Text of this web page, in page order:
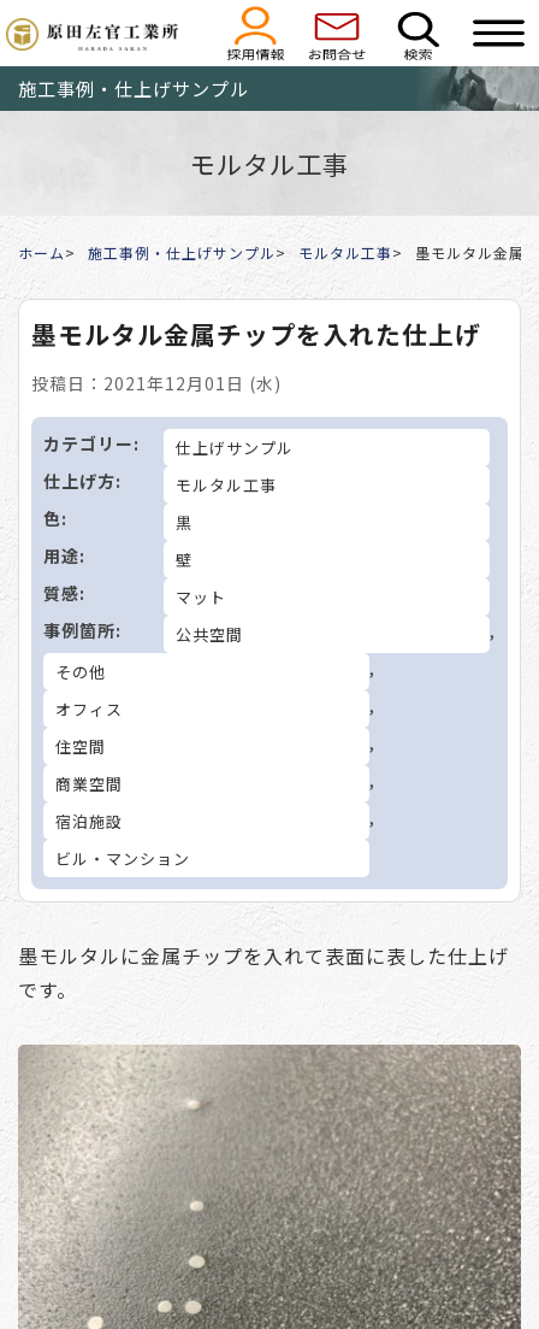
施工事例・仕上げサンプル
モルタル工事
ホーム 施工事例・仕上げサンプル モルタル工事 墨モルタル金属
墨モルタル金属チップを入れた仕上げ
投稿日：2021年12月01日 (水)
カテゴリー: 仕上げサンプル
仕上げ方: モルタル工事
色: 黒
用途: 壁
質感: マット
事例箇所: 公共空間 ,
その他 ,
オフィス ,
住空間 ,
商業空間 ,
宿泊施設 ,
ビル・マンション
墨モルタルに金属チップを入れて表面に表した仕上げ
です。